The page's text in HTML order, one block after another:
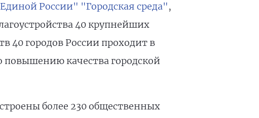
России" "Городская среда",
40 крупнейших
40 городов России проходит в
качества городской
более 230 общественных